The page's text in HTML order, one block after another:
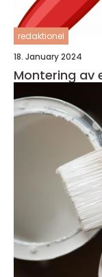
redaktionel
18. January 2024
Montering av